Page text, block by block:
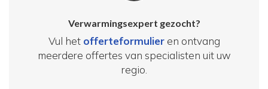
Verwarmingsexpert gezocht?
Vul het offerteformulieren ontvang
meerdere offertes van specialisten uit uw
regio.